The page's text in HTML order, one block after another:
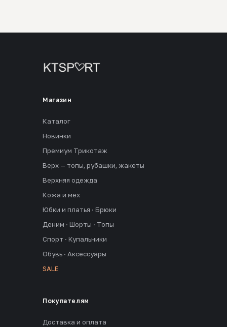
Магазин
Каталог
Новинки
Премиум Трикотаж
Верх — топы, рубашки, жакеты
Верхняя одежда
Кожа и мех
Юбки и платья · Брюки
Деним · Шорты · Топы
Спорт · Купальники
Обувь · Аксессуары
SALE
Покупателям
Доставка и оплата